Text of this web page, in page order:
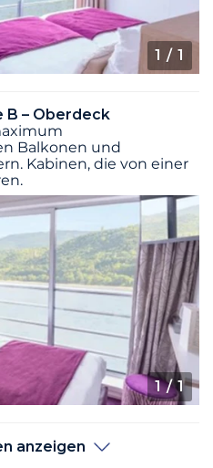
1 / 1
B – Oberdeck
Balkonen und
Kabinen, die von einer
1/ 1
anzeigen